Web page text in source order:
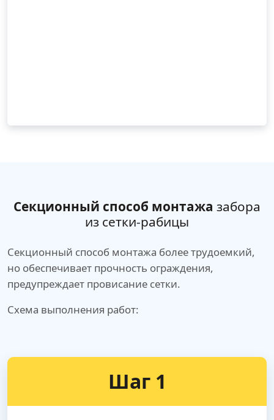
Секционный способ монтажа забора
из сетки-рабицы
Секционный способ монтажа более трудоемкий,
но обеспечивает прочность ограждения,
предупреждает провисание сетки.
Схема выполнения работ:
Шаг 1